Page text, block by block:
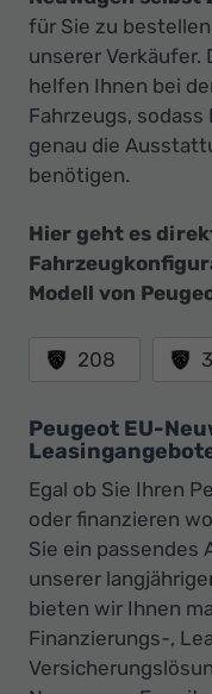
für Sie zu
unserer Verkäufer.
helfen Ihnen bei
Fahrzeugs,
genau die
benötigen.
Hier geht es
Modell von
208
Peugeot EU-
Egal ob Sie Ihren
oder finanzieren
Sie ein passendes
unserer
bieten wir Ihnen
Finanzierungs-,